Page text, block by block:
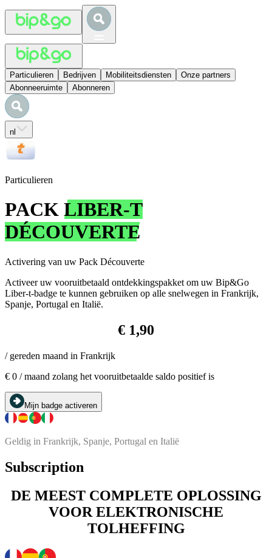
Particulieren Bedrijven Mobiliteitsdiensten
Onze partners
Abonneeruimte
Abonneren
nl
Particulieren
PACK LIBER-T
DÉCOUVERTE
Activering van uw Pack Découverte
Activeer uw vooruitbetaald ontdekkingspakket om uw Bip&Go
Liber-t-badge te kunnen gebruiken op alle snelwegen in Frankrijk,
Spanje, Portugal en Italië.
€ 1,90
/ gereden maand in Frankrijk
€ 0 / maand zolang het vooruitbetaalde saldo positief is
Mijn badge activeren
Geldig in Frankrijk, Spanje, Portugal en Italië
Subscription
DE MEEST COMPLETE OPLOSSING
VOOR ELEKTRONISCHE
TOLHEFFING